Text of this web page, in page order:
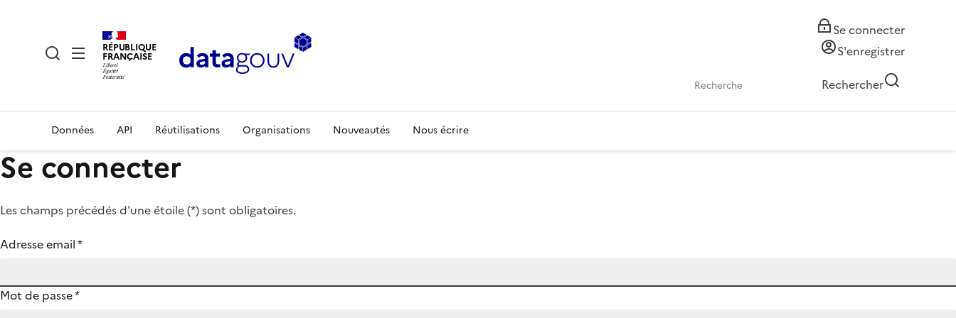
RÉPUBLIQUE
FRANÇAISE
Se connecter
S'enregistrer
Rechercher
Données API Réutilisations Organisations Nouveautés Nous écrire
Se connecter
Les champs précédés d'une étoile (*) sont obligatoires.
Adresse email*
Mot de passe*